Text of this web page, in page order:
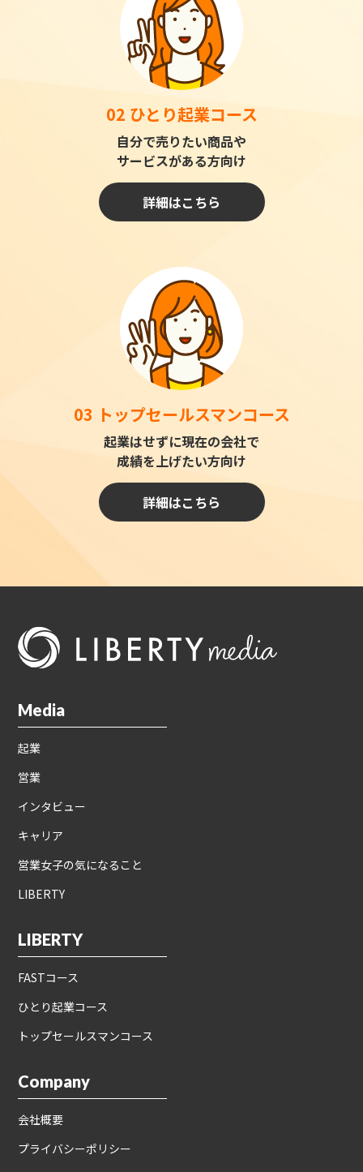
02 ひとり起業コース
自分で売りたい商品や
サービスがある方向け
詳細はこちら
03 トップセールスマンコース
起業はせずに現在の会社で
成績を上げたい方向け
詳細はこちら
Media
起業
営業
インタビュー
キャリア
営業女子の気になること
LIBERTY
LIBERTY
FASTコース
ひとり起業コース
トップセールスマンコース
Company
会社概要
プライバシーポリシー